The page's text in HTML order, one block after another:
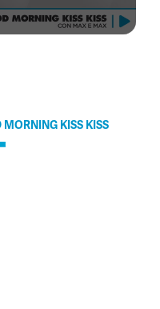
MORNING KISS KISS